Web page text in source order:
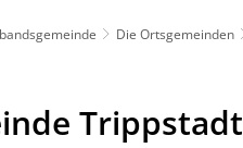
Die Ortsgemeinden
Trippstadt